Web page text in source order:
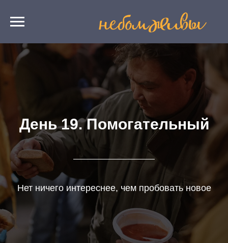
День 19. Помогательный
Нет ничего интереснее, чем пробовать новое